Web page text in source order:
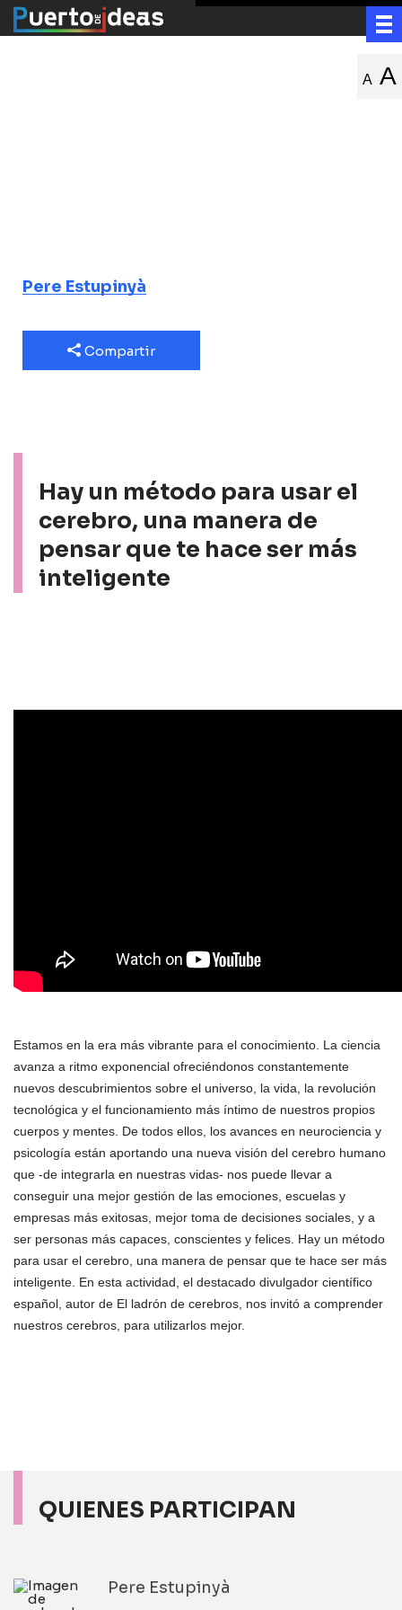
A A
Pere Estupinyà
Compartir
Hay un método para usar el
cerebro, una manera de
pensar que te hace ser más
inteligente
Estamos en la era más vibrante para el conocimiento. La ciencia
avanza a ritmo exponencial ofreciéndonos constantemente
nuevos descubrimientos sobre el universo, la vida, la revolución
tecnológica y el funcionamiento más íntimo de nuestros propios
cuerpos y mentes. De todos ellos, los avances en neurociencia y
psicología están aportando una nueva visión del cerebro humano
que -de integrarla en nuestras vidas- nos puede llevar a
conseguir una mejor gestión de las emociones, escuelas y
empresas más exitosas, mejor toma de decisiones sociales, y a
ser personas más capaces, conscientes y felices. Hay un método
para usar el cerebro, una manera de pensar que te hace ser más
inteligente. En esta actividad, el destacado divulgador científico
español, autor de El ladrón de cerebros, nos invitó a comprender
nuestros cerebros, para utilizarlos mejor.
QUIENES PARTICIPAN
Pere Estupinyà